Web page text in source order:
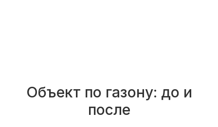
Объект по газону: до и
после